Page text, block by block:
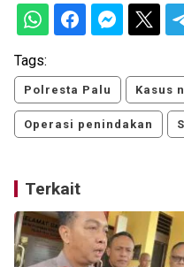
Tags:
Polresta Palu Kasus
Operasi penindakan
Terkait